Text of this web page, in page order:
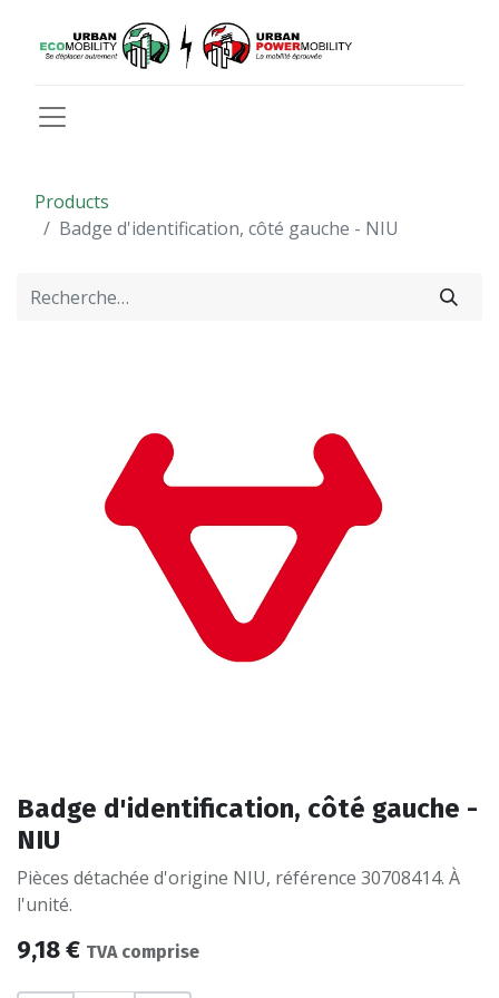
Products
Badge d'identification, côté gauche - NIU
Badge d'identification, côté gauche -
NIU
Pièces détachée d'origine NIU, référence 30708414. À
l'unité.
9,18€ TVA comprise